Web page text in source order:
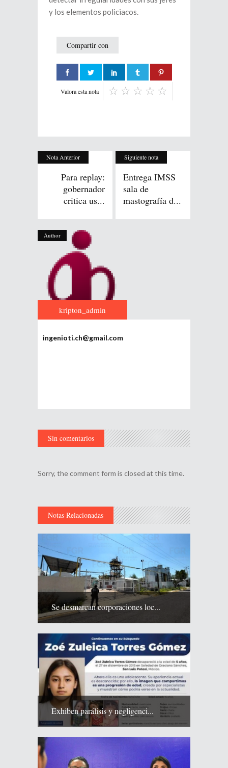
y los elementos policiacos.
Compartir con
Valora esta nota
Nota Anterior
Para replay:
gobernador
critica us...
Siguiente nota
Entrega IMSS
sala de
mastografía d...
Author
kripton_admin
ingenioti.ch@gmail.com
Sin comentarios
Sorry, the comment form is closed at this time.
Notas Relacionadas
Se desmarcan corporaciones loc...
Exhiben parálisis y negligenci...